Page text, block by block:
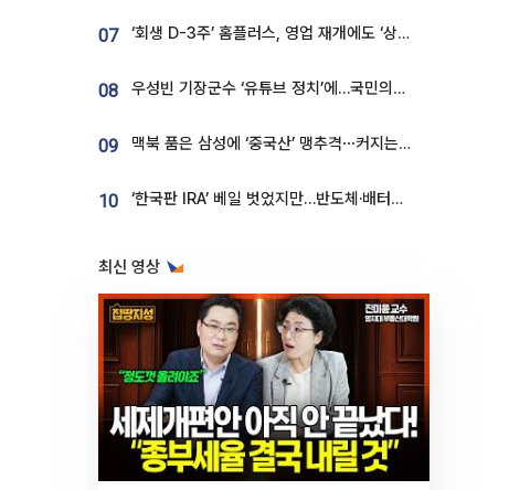
07 ‘회생 D-3주’ 홈플러스, 영업 재개에도 ‘상품 공급망’ 복구가 생존 관건
08 우성빈 기장군수 ‘유튜브 정치’에…국민의힘 군의원들 집단 반발
09 맥북 품은 삼성에 ‘중국산’ 맹추격⋯커지는 노트북 OLED 시장
10 ‘한국판 IRA’ 베일 벗었지만…반도체·배터리 업계 “시행령이 관건”
최신 영상